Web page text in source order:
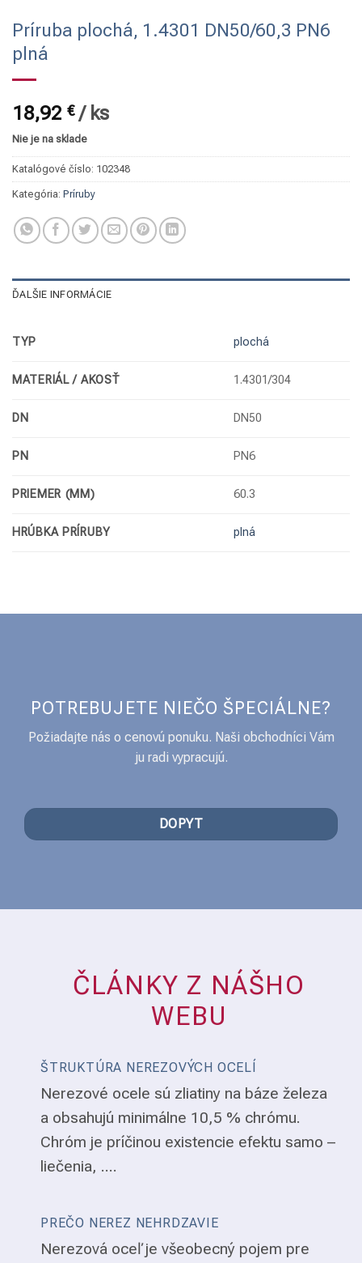
Príruba plochá, 1.4301 DN50/60,3 PN6
plná
18,92 €/ ks
Nie je na sklade
Katalógové číslo: 102348
Kategória: Príruby
ĎALŠIE INFORMÁCIE
TYP plochá
MATERIÁL / AKOSŤ 1.4301/304
DN DN50
PN PN6
PRIEMER (MM) 60.3
HRÚBKA PRÍRUBY plná
POTREBUJETE NIEČO ŠPECIÁLNE?
Požiadajte nás o cenovú ponuku. Naši obchodníci Vám
ju radi vypracujú.
DOPYT
ČLÁNKY Z NÁŠHO
WEBU
ŠTRUKTÚRA NEREZOVÝCH OCELÍ
Nerezové ocele sú zliatiny na báze železa
a obsahujú minimálne 10,5 % chrómu.
Chróm je príčinou existencie efektu samo –
liečenia, ....
PREČO NEREZ NEHRDZAVIE
Nerezová oceľ je všeobecný pojem pre